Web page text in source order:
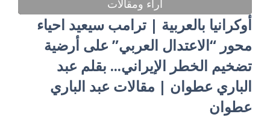
آراء ومقالات
أوكرانيا بالعربية | ترامب سيعيد احياء
محور “الاعتدال العربي” على أرضية
تضخيم الخطر الإيراني... بقلم عبد
الباري عطوان | مقالات عبد الباري
عطوان